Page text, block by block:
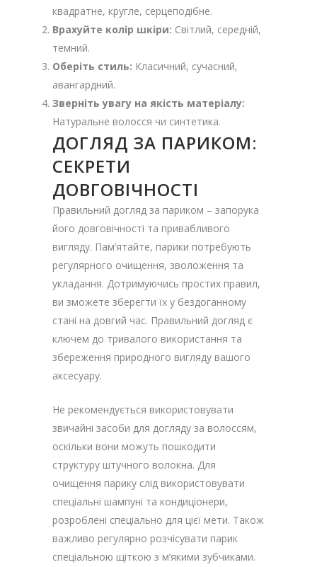
квадратне, кругле, серцеподібне.
Врахуйте колір шкіри: Світлий, середній,
темний.
Оберіть стиль: Класичний, сучасний,
авангардний.
Зверніть увагу на якість матеріалу:
Натуральне волосся чи синтетика.
ДОГЛЯД ЗА ПАРИКОМ:
СЕКРЕТИ
ДОВГОВІЧНОСТІ
Правильний догляд за париком – запорука
його довговічності та привабливого
вигляду. Пам’ятайте, парики потребують
регулярного очищення, зволоження та
укладання. Дотримуючись простих правил,
ви зможете зберегти їх у бездоганному
стані на довгий час. Правильний догляд є
ключем до тривалого використання та
збереження природного вигляду вашого
аксесуару.
Не рекомендується використовувати
звичайні засоби для догляду за волоссям,
оскільки вони можуть пошкодити
структуру штучного волокна. Для
очищення парику слід використовувати
спеціальні шампуні та кондиціонери,
розроблені спеціально для цієї мети. Також
важливо регулярно розчісувати парик
спеціальною щіткою з м’якими зубчиками.